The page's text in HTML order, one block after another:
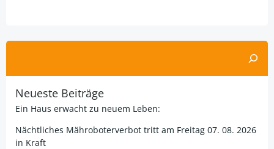
Neueste Beiträge
Ein Haus erwacht zu neuem Leben:
Nächtliches Mähroboterverbot tritt am Freitag 07. 08. 2026
in Kraft